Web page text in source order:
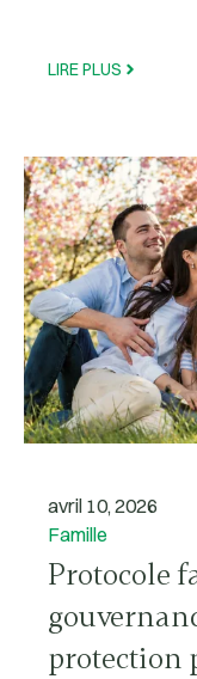
LIRE PLUS
avril 10, 2026
Famille
Protocole
protection